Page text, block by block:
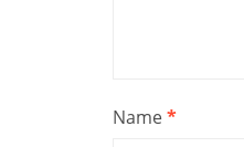
Name*